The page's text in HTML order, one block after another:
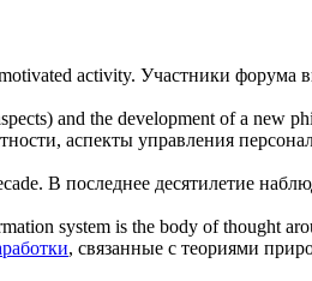
activity. Участники форума
and the development of a new
аспекты управления
В последнее десятилетие
system is the body of thought
, связанные с теориями